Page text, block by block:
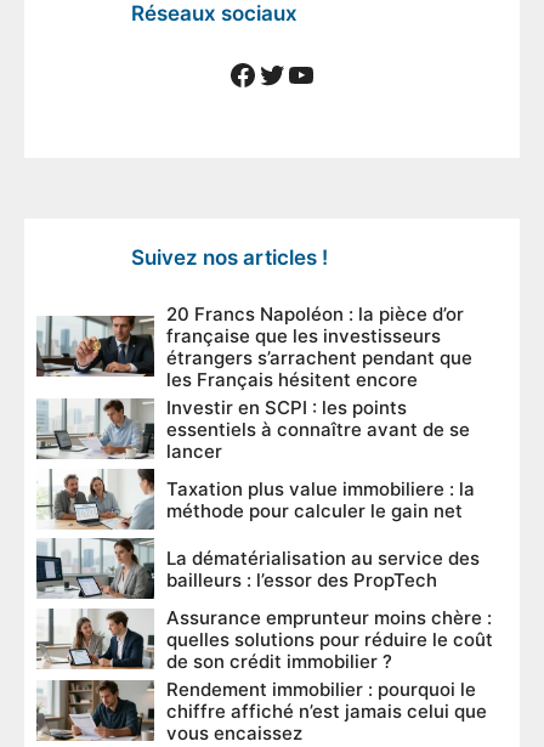
Réseaux sociaux
Facebook
Twitter
YouTube
Suivez nos articles !
20 Francs Napoléon : la pièce d’or
française que les investisseurs
étrangers s’arrachent pendant que
les Français hésitent encore
Investir en SCPI : les points
essentiels à connaître avant de se
lancer
Taxation plus value immobiliere : la
méthode pour calculer le gain net
La dématérialisation au service des
bailleurs : l’essor des PropTech
Assurance emprunteur moins chère :
quelles solutions pour réduire le coût
de son crédit immobilier ?
Rendement immobilier : pourquoi le
chiffre affiché n’est jamais celui que
vous encaissez